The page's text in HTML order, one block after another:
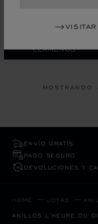
LLÁMENOS
MOSTRANDO
ENVÍO GRATIS
PAGO SEGURO
DEVOLUCIONES Y
HOME JOYAS
ANILLOS L'HEURE DU